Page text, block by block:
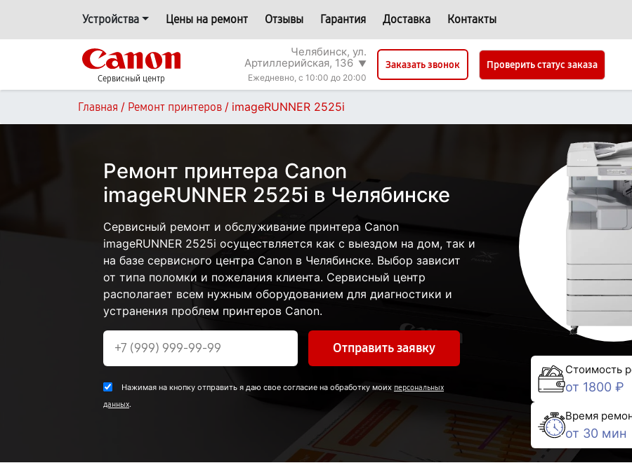
Устройства Цены на ремонт Отзывы Гарантия Доставка Контакты
Сервисный центр
Челябинск, ул.
Артиллерийская, 136 ▼
Ежедневно, с 10:00 до 20:00
Заказать звонок Проверить статус заказа
Главная / Ремонт принтеров / imageRUNNER 2525i
Ремонт принтера Canon
imageRUNNER 2525i в Челябинске
Сервисный ремонт и обслуживание принтера Canon
imageRUNNER 2525i осуществляется как с выездом на дом, так и
на базе сервисного центра Canon в Челябинске. Выбор зависит
от типа поломки и пожелания клиента. Сервисный центр
располагает всем нужным оборудованием для диагностики и
устранения проблем принтеров Canon.
Отправить заявку
Нажимая на кнопку отправить я даю свое согласие на обработку моих персональных
данных.
Стоимость
от 1800 ₽
Время
от 30 мин